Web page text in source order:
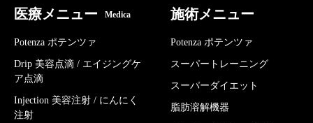
医療メニュー Medica
Potenza ポテンツァ
Drip 美容点滴 / エイジングケ
ア点滴
Injection 美容注射 / にんにく
注射
施術メニュー
Potenza ポテンツァ
スーパートレーニング
スーパーダイエット
脂肪溶解機器